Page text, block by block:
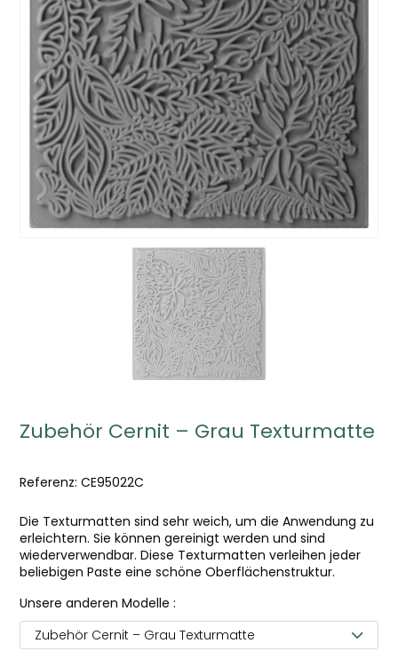
Zubehör Cernit – Grau Texturmatte
Referenz: CE95022C
Die Texturmatten sind sehr weich, um die Anwendung zu
erleichtern. Sie können gereinigt werden und sind
wiederverwendbar. Diese Texturmatten verleihen jeder
beliebigen Paste eine schöne Oberflächenstruktur.
Unsere anderen Modelle :
Zubehör Cernit – Grau Texturmatte